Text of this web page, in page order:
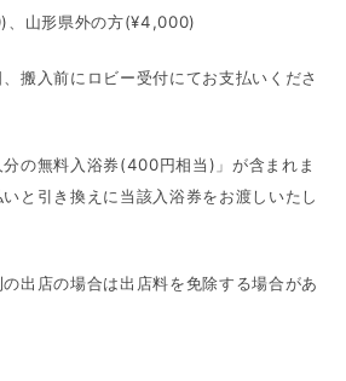
、山形県外の方(¥4,000)
搬入前にロビー受付にてお支払いくださ
分の無料入浴券(400円相当)」が含まれま
と引き換えに当該入浴券をお渡しいたし
出店の場合は出店料を免除する場合があ